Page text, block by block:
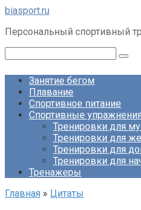
Перейти
контенту
biasport.ru
Персональный спортивный
Занятие бегом
Плавание
Спортивное питание
Спортивные упражнения
Тренировки для
Тренировки для
Тренировки для
Тренировки для
Тренажеры
Главная » Цитаты